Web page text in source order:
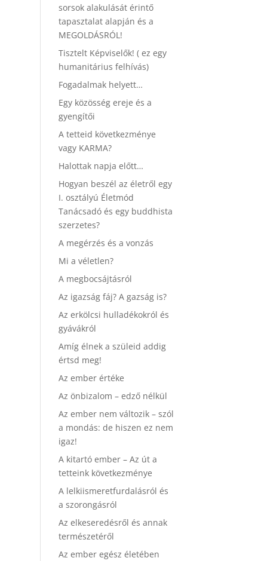
sorsok alakulását érintő
tapasztalat alapján és a
MEGOLDÁSRÓL!
Tisztelt Képviselők! ( ez egy
humanitárius felhívás)
Fogadalmak helyett…
Egy közösség ereje és a
gyengítői
A tetteid következménye
vagy KARMA?
Halottak napja előtt…
Hogyan beszél az életről egy
I. osztályú Életmód
Tanácsadó és egy buddhista
szerzetes?
A megérzés és a vonzás
Mi a véletlen?
A megbocsájtásról
Az igazság fáj? A gazság is?
Az erkölcsi hulladékokról és
gyávákról
Amíg élnek a szüleid addig
értsd meg!
Az ember értéke
Az önbizalom – edző nélkül
Az ember nem változik – szól
a mondás: de hiszen ez nem
igaz!
A kitartó ember – Az út a
tetteink következménye
A lelkiismeretfurdalásról és
a szorongásról
Az elkeseredésről és annak
természetéről
Az ember egész életében